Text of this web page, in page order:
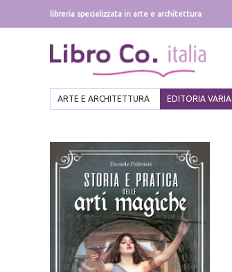
libreria specializzata in arte e architettura
ARTE E ARCHITETTURA EDITORIA VARIA